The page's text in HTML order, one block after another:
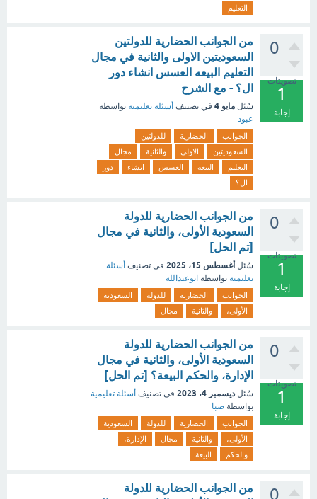
التعليم
0
تصويتات
1
إجابة
من الجوانب الحضارية للدولتين
السعوديتين الاولى والثانية في مجال
التعليم البيعه العسس انشاء دور
ال؟ - مع الشرح
سُئل مايو 4 في تصنيف أسئلة تعليمية بواسطة
عبود
الجوانب الحضارية
للدولتين
السعوديتين
الاولى والثانية
مجال
التعليم
البيعه العسس انشاء
دور
ال؟
0
تصويتات
1
إجابة
من الجوانب الحضارية للدولة
السعودية الأولى، والثانية في مجال
[تم الحل]
سُئل أغسطس 15، 2025 في تصنيف أسئلة
تعليمية بواسطة ابوعبدالله
الجوانب الحضارية للدولة
السعودية
الأولى،
والثانية مجال
0
تصويتات
1
إجابة
من الجوانب الحضارية للدولة
السعودية الأولى، والثانية في مجال
الإدارة، والحكم البيعة؟ [تم الحل]
سُئل ديسمبر 4، 2023 في تصنيف أسئلة تعليمية
بواسطة صبا
الجوانب الحضارية للدولة
السعودية
الأولى،
والثانية مجال
الإدارة،
والحكم
البيعة
0
من الجوانب الحضارية للدولة